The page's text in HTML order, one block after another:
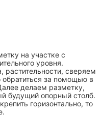
на участке с
уровня.
сверяем
за помощью в
делаем разметку,
будущий опорный столб.
горизонтально, то